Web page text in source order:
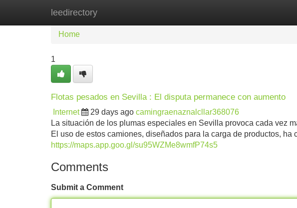
leedirectory
Home
Home
1
Flotas pesados en Sevilla : El disputa permanece con aumento
Internet 29 days ago camingraenaznalcllar368076
La situación de los plumas especiales en Sevilla provoca cada vez
El uso de estos camiones, diseñados para la carga de productos, ha
https://maps.app.goo.gl/su95WZMe8wmfP74s5
Comments
Submit a Comment